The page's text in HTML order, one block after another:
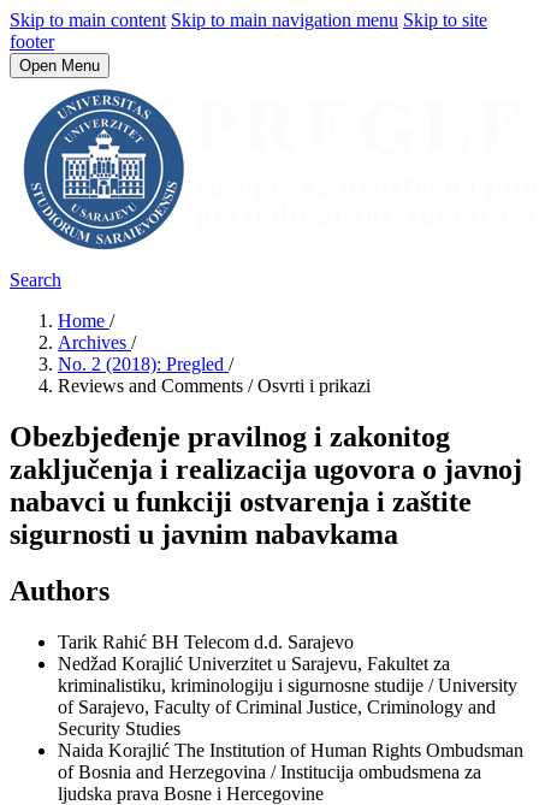
Skip to main content Skip to main navigation menu Skip to site
footer
Open Menu
Search
Home /
Archives /
No. 2 (2018): Pregled /
Reviews and Comments / Osvrti i prikazi
Obezbjeđenje pravilnog i zakonitog
zaključenja i realizacija ugovora o javnoj
nabavci u funkciji ostvarenja i zaštite
sigurnosti u javnim nabavkama
Authors
Tarik Rahić BH Telecom d.d. Sarajevo
Nedžad Korajlić Univerzitet u Sarajevu, Fakultet za
kriminalistiku, kriminologiju i sigurnosne studije / University
of Sarajevo, Faculty of Criminal Justice, Criminology and
Security Studies
Naida Korajlić The Institution of Human Rights Ombudsman
of Bosnia and Herzegovina / Institucija ombudsmena za
ljudska prava Bosne i Hercegovine